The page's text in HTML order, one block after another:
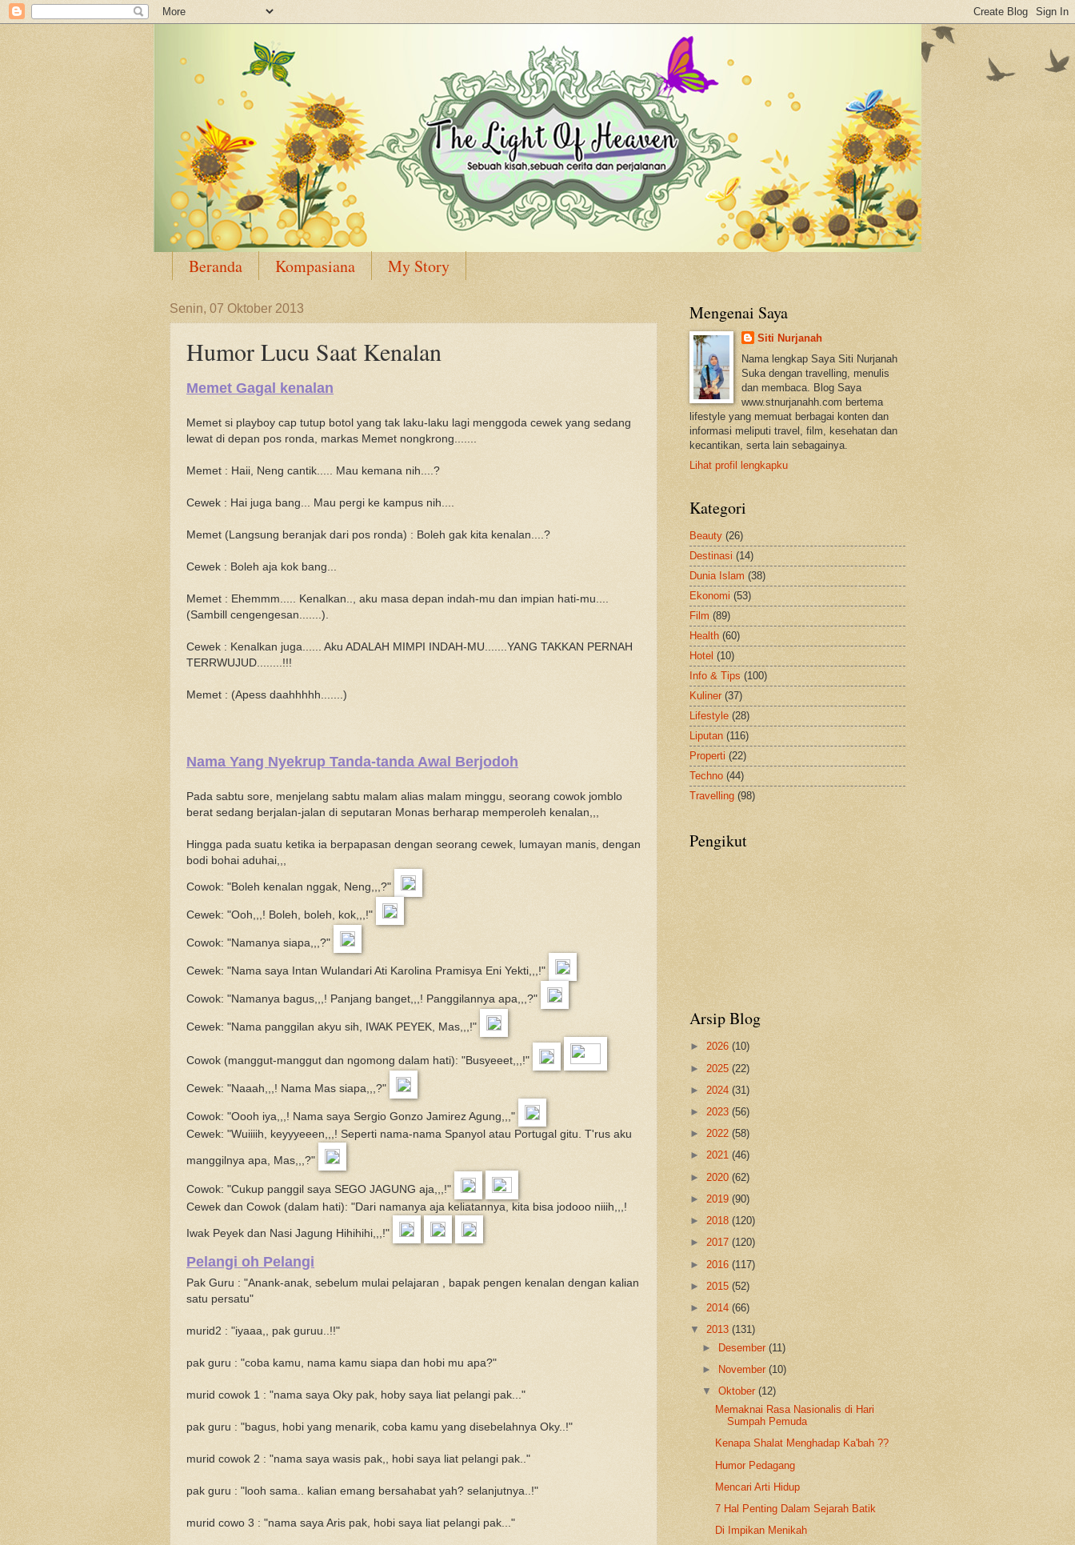
Beranda Kompasiana My Story
Senin, 07 Oktober 2013
Humor Lucu Saat Kenalan
Memet Gagal kenalan
Memet si playboy cap tutup botol yang tak laku-laku lagi menggoda cewek yang sedang
lewat di depan pos ronda, markas Memet nongkrong.......
Memet : Haii, Neng cantik..... Mau kemana nih....?
Cewek : Hai juga bang... Mau pergi ke kampus nih....
Memet (Langsung beranjak dari pos ronda) : Boleh gak kita kenalan....?
Cewek : Boleh aja kok bang...
Memet : Ehemmm..... Kenalkan.., aku masa depan indah-mu dan impian hati-mu....
(Sambill cengengesan.......).
Cewek : Kenalkan juga...... Aku ADALAH MIMPI INDAH-MU.......YANG TAKKAN PERNAH
TERRWUJUD........!!!
Memet : (Apess daahhhhh.......)
Nama Yang Nyekrup Tanda-tanda Awal Berjodoh
Pada sabtu sore, menjelang sabtu malam alias malam minggu, seorang cowok jomblo
berat sedang berjalan-jalan di seputaran Monas berharap memperoleh kenalan,,,
Hingga pada suatu ketika ia berpapasan dengan seorang cewek, lumayan manis, dengan
bodi bohai aduhai,,,
Cowok: "Boleh kenalan nggak, Neng,,,?"
Cewek: "Ooh,,,! Boleh, boleh, kok,,,!"
Cowok: "Namanya siapa,,,?"
Cewek: "Nama saya Intan Wulandari Ati Karolina Pramisya Eni Yekti,,,!"
Cowok: "Namanya bagus,,,! Panjang banget,,,! Panggilannya apa,,,?"
Cewek: "Nama panggilan akyu sih, IWAK PEYEK, Mas,,,!"
Cowok (manggut-manggut dan ngomong dalam hati): "Busyeeet,,,!"
Cewek: "Naaah,,,! Nama Mas siapa,,,?"
Cowok: "Oooh iya,,,! Nama saya Sergio Gonzo Jamirez Agung,,,"
Cewek: "Wuiiiih, keyyyeeen,,,! Seperti nama-nama Spanyol atau Portugal gitu. T'rus aku
manggilnya apa, Mas,,,?"
Cowok: "Cukup panggil saya SEGO JAGUNG aja,,,!"
Cewek dan Cowok (dalam hati): "Dari namanya aja keliatannya, kita bisa jodooo niiih,,,!
Iwak Peyek dan Nasi Jagung Hihihihi,,,!"
Pelangi oh Pelangi
Pak Guru : "Anank-anak, sebelum mulai pelajaran , bapak pengen kenalan dengan kalian
satu persatu"
murid2 : "iyaaa,, pak guruu..!!"
pak guru : "coba kamu, nama kamu siapa dan hobi mu apa?"
murid cowok 1 : "nama saya Oky pak, hoby saya liat pelangi pak..."
pak guru : "bagus, hobi yang menarik, coba kamu yang disebelahnya Oky..!"
murid cowok 2 : "nama saya wasis pak,, hobi saya liat pelangi pak.."
pak guru : "looh sama.. kalian emang bersahabat yah? selanjutnya..!"
murid cowo 3 : "nama saya Aris pak, hobi saya liat pelangi pak..."
Mengenai Saya
Siti Nurjanah
Nama lengkap Saya Siti Nurjanah
Suka dengan travelling, menulis
dan membaca. Blog Saya
www.stnurjanahh.com bertema
lifestyle yang memuat berbagai konten dan
informasi meliputi travel, film, kesehatan dan
kecantikan, serta lain sebagainya.
Lihat profil lengkapku
Kategori
Beauty (26)
Destinasi (14)
Dunia Islam (38)
Ekonomi (53)
Film (89)
Health (60)
Hotel (10)
Info & Tips (100)
Kuliner (37)
Lifestyle (28)
Liputan (116)
Properti (22)
Techno (44)
Travelling (98)
Pengikut
Arsip Blog
► 2026 (10)
► 2025 (22)
► 2024 (31)
► 2023 (56)
► 2022 (58)
► 2021 (46)
► 2020 (62)
► 2019 (90)
► 2018 (120)
► 2017 (120)
► 2016 (117)
► 2015 (52)
► 2014 (66)
▼ 2013 (131)
►
Desember(11)
►
November(10)
▼Oktober(12)
Memaknai Rasa Nasionalis di Hari
Sumpah Pemuda
Kenapa Shalat Menghadap Ka'bah ??
Humor Pedagang
Mencari Arti Hidup
7 Hal Penting Dalam Sejarah Batik
Di Impikan Menikah